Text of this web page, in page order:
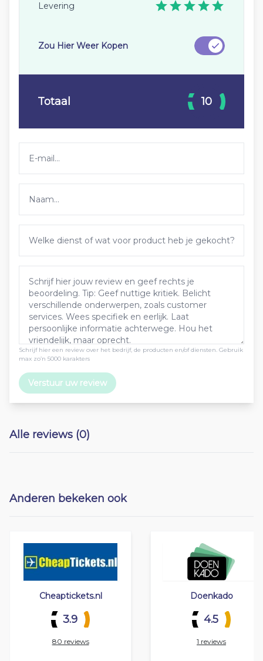
Schrijf hier een review over het bedrijf, de producten en/of diensten. Gebruik
max zo’n 5000 karakters
Verstuur uw review
Levering
Zou Hier Weer Kopen
Totaal 10
Alle reviews (0)
Anderen bekeken ook
Cheaptickets.nl
3.9
80 reviews
Doenkado
4.5
1 reviews